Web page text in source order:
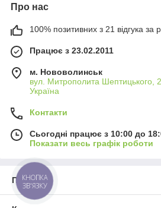
Про нас
100% позитивних з 21 відгука за
Працює з 23.02.2011
м. Нововолинськ
вул. Митрополита Шептицького,
Україна
Контакти
Сьогодні працює з 10:00 до
Показати весь графік роботи
Про нас
КНОПКА
ЗВ'ЯЗКУ